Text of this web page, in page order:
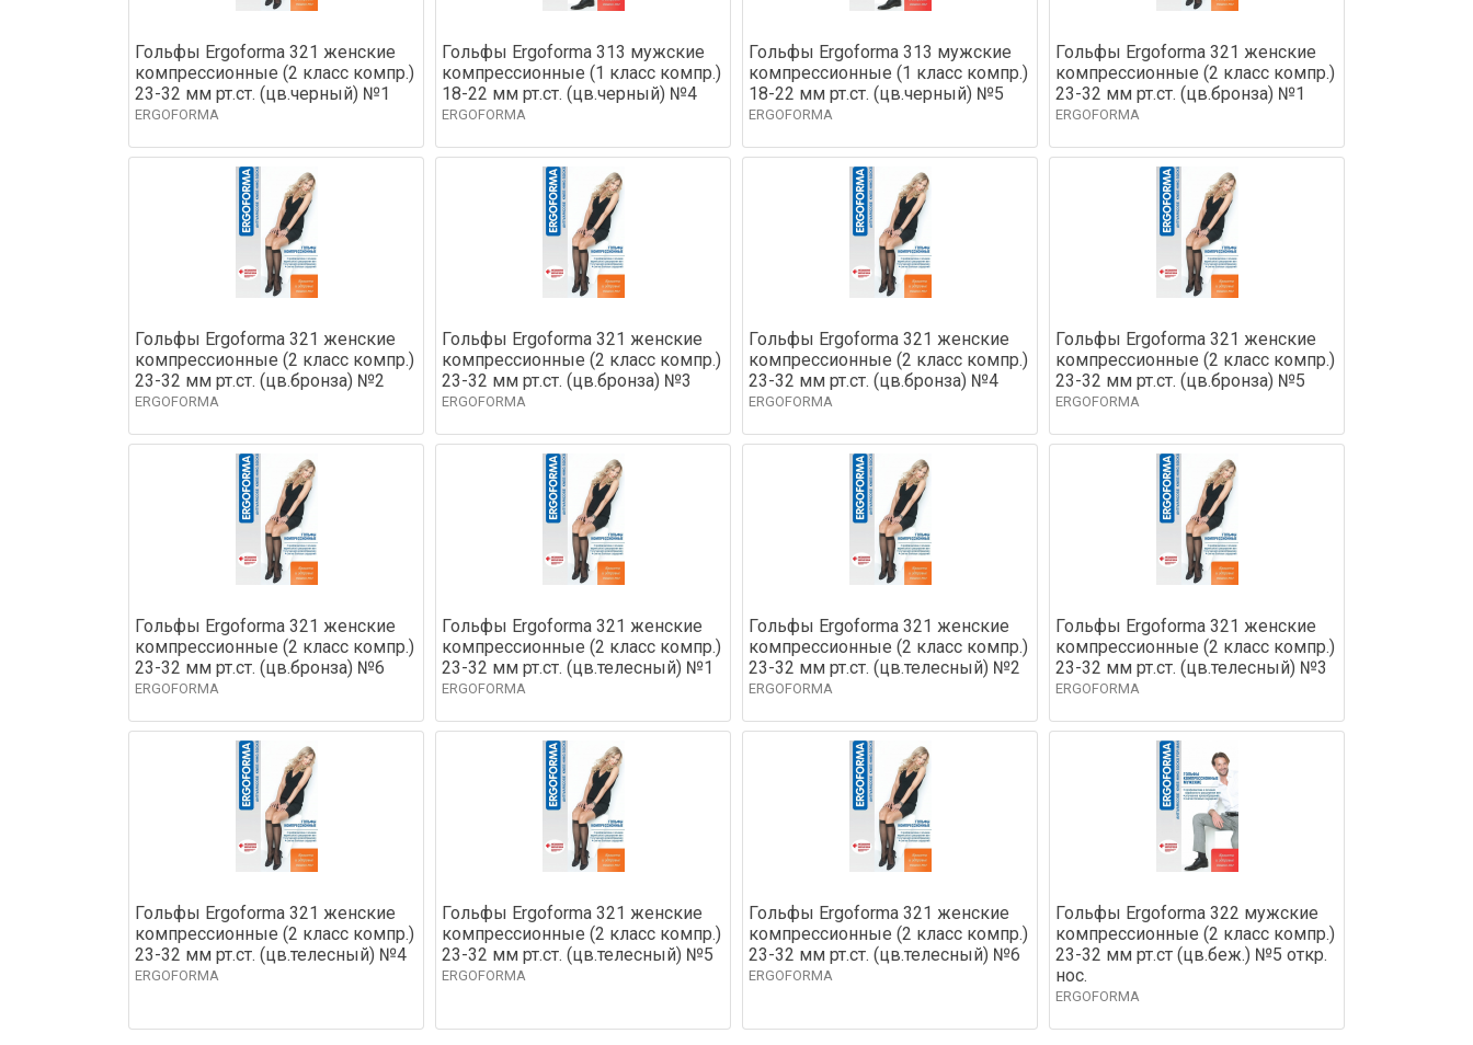
Гольфы Ergoforma 321 женские
компрессионные (2 класс компр.)
23-32 мм рт.ст. (цв.черный) №1
ERGOFORMA
Гольфы Ergoforma 313 мужские
компрессионные (1 класс компр.)
18-22 мм рт.ст. (цв.черный) №4
ERGOFORMA
Гольфы Ergoforma 313 мужские
компрессионные (1 класс компр.)
18-22 мм рт.ст. (цв.черный) №5
ERGOFORMA
Гольфы Ergoforma 321 женские
компрессионные (2 класс компр.)
23-32 мм рт.ст. (цв.бронза) №1
ERGOFORMA
Гольфы Ergoforma 321 женские
компрессионные (2 класс компр.)
23-32 мм рт.ст. (цв.бронза) №2
ERGOFORMA
Гольфы Ergoforma 321 женские
компрессионные (2 класс компр.)
23-32 мм рт.ст. (цв.бронза) №3
ERGOFORMA
Гольфы Ergoforma 321 женские
компрессионные (2 класс компр.)
23-32 мм рт.ст. (цв.бронза) №4
ERGOFORMA
Гольфы Ergoforma 321 женские
компрессионные (2 класс компр.)
23-32 мм рт.ст. (цв.бронза) №5
ERGOFORMA
Гольфы Ergoforma 321 женские
компрессионные (2 класс компр.)
23-32 мм рт.ст. (цв.бронза) №6
ERGOFORMA
Гольфы Ergoforma 321 женские
компрессионные (2 класс компр.)
23-32 мм рт.ст. (цв.телесный) №1
ERGOFORMA
Гольфы Ergoforma 321 женские
компрессионные (2 класс компр.)
23-32 мм рт.ст. (цв.телесный) №2
ERGOFORMA
Гольфы Ergoforma 321 женские
компрессионные (2 класс компр.)
23-32 мм рт.ст. (цв.телесный) №3
ERGOFORMA
Гольфы Ergoforma 321 женские
компрессионные (2 класс компр.)
23-32 мм рт.ст. (цв.телесный) №4
ERGOFORMA
Гольфы Ergoforma 321 женские
компрессионные (2 класс компр.)
23-32 мм рт.ст. (цв.телесный) №5
ERGOFORMA
Гольфы Ergoforma 321 женские
компрессионные (2 класс компр.)
23-32 мм рт.ст. (цв.телесный) №6
ERGOFORMA
Гольфы Ergoforma 322 мужские
компрессионные (2 класс компр.)
23-32 мм рт.ст (цв.беж.) №5 откр.
нос.
ERGOFORMA